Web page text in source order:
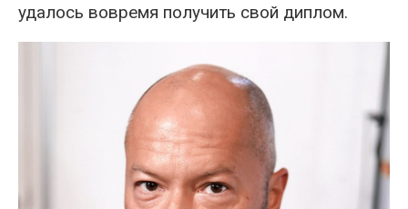
удалось вовремя получить свой диплом.